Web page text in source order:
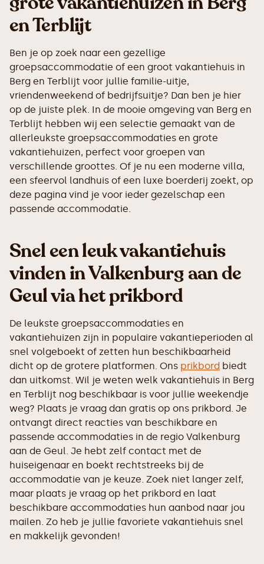
en Terblijt
Ben je op zoek naar een gezellige
groepsaccommodatie of een groot vakantiehuis in
Berg en Terblijt voor jullie familie-uitje,
vriendenweekend of bedrijfsuitje? Dan ben je hier
op de juiste plek. In de mooie omgeving van Berg en
Terblijt hebben wij een selectie gemaakt van de
allerleukste groepsaccommodaties en grote
vakantiehuizen, perfect voor groepen van
verschillende groottes. Of je nu een moderne villa,
een sfeervol landhuis of een luxe boerderij zoekt, op
deze pagina vind je voor ieder gezelschap een
passende accommodatie.
Snel een leuk vakantiehuis
vinden in Valkenburg aan de
Geul via het prikbord
De leukste groepsaccommodaties en
vakantiehuizen zijn in populaire vakantieperioden al
snel volgeboekt of zetten hun beschikbaarheid
dicht op de grotere platformen. Ons prikbord biedt
dan uitkomst. Wil je weten welk vakantiehuis in Berg
en Terblijt nog beschikbaar is voor jullie weekendje
weg? Plaats je vraag dan gratis op ons prikbord. Je
ontvangt direct reacties van beschikbare en
passende accommodaties in de regio Valkenburg
aan de Geul. Je hebt zelf contact met de
huiseigenaar en boekt rechtstreeks bij de
accommodatie van je keuze. Zoek niet langer zelf,
maar plaats je vraag op het prikbord en laat
beschikbare accommodaties hun aanbod naar jou
mailen. Zo heb je jullie favoriete vakantiehuis snel
en makkelijk gevonden!